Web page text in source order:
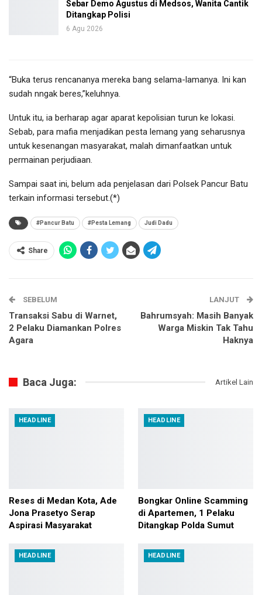
Sebar Demo Agustus di Medsos, Wanita Cantik
Ditangkap Polisi
6 Agu 2026
“Buka terus rencananya mereka bang selama-lamanya. Ini kan
sudah nngak beres,”keluhnya.
Untuk itu, ia berharap agar aparat kepolisian turun ke lokasi.
Sebab, para mafia menjadikan pesta lemang yang seharusnya
untuk kesenangan masyarakat, malah dimanfaatkan untuk
permainan perjudiaan.
Sampai saat ini, belum ada penjelasan dari Polsek Pancur Batu
terkain informasi tersebut.(*)
#Pancur Batu #Pesta Lemang Judi Dadu
Share
SEBELUM
Transaksi Sabu di Warnet,
2 Pelaku Diamankan Polres
Agara
LANJUT
Bahrumsyah: Masih Banyak
Warga Miskin Tak Tahu
Haknya
Baca Juga: Artikel Lain
HEADLINE
Reses di Medan Kota, Ade
Jona Prasetyo Serap
Aspirasi Masyarakat
HEADLINE
Bongkar Online Scamming
di Apartemen, 1 Pelaku
Ditangkap Polda Sumut
HEADLINE HEADLINE